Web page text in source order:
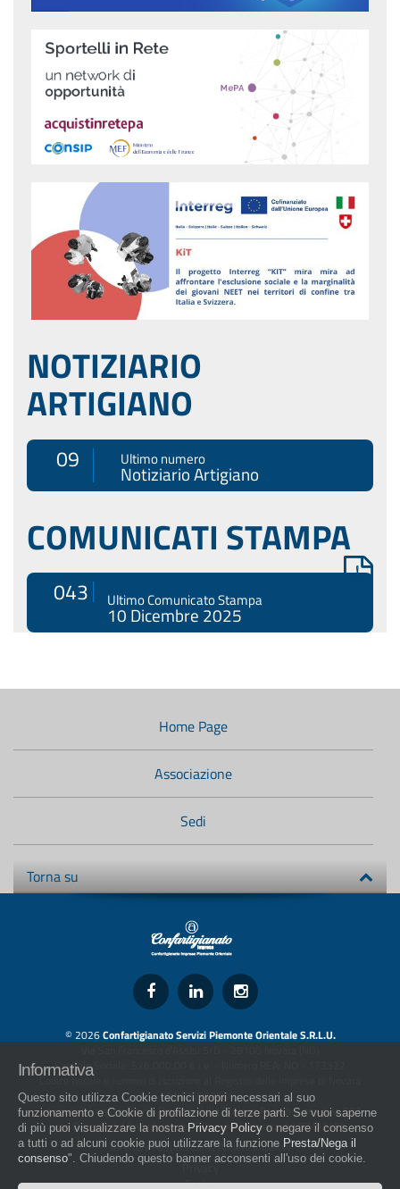
NOTIZIARIO
ARTIGIANO
09 Ultimo numero
Notiziario Artigiano
COMUNICATI STAMPA
043 Ultimo Comunicato Stampa
10 Dicembre 2025
Menù
Home Page
Associazione
Sedi
Torna su
© 2026Confartigianato Servizi Piemonte Orientale S.R.L.U.
Capitale Sociale: 526.000,00 € i.v. - Numero REA: NO - 173322
Codice fiscale e numero di iscrizione al Registro delle Imprese di Novara
01436930034
artigiani.it è registrato nel Registro della Stampa Periodica con il nr. 562
con Decreto del Presidente del Tribunale di Novara del 07/03/13
Direttore Responsabile: Amleto Impaloni
Privacy
Cookie
Informativa
Questo sito utilizza Cookie tecnici propri necessari al suo
funzionamento e Cookie di profilazione di terze parti. Se vuoi saperne
di più puoi visualizzare la nostra Privacy Policy o negare il consenso
a tutti o ad alcuni cookie puoi utilizzare la funzione Presta/Nega il
consenso". Chiudendo questo banner acconsenti all'uso dei cookie.